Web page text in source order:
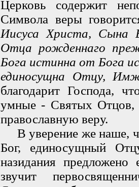
Церковь содержит
Символа веры
Иисуса Христа, Сына
Отца рожденнаго
Бога истинна от Бога
единосущна Отцу,
благодарит Господа,
умные - Святых Отцов,
православную веру.
В уверение же наше,
Бог, единосущный
назидания предложено
звучит